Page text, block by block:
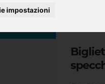
impostazioni